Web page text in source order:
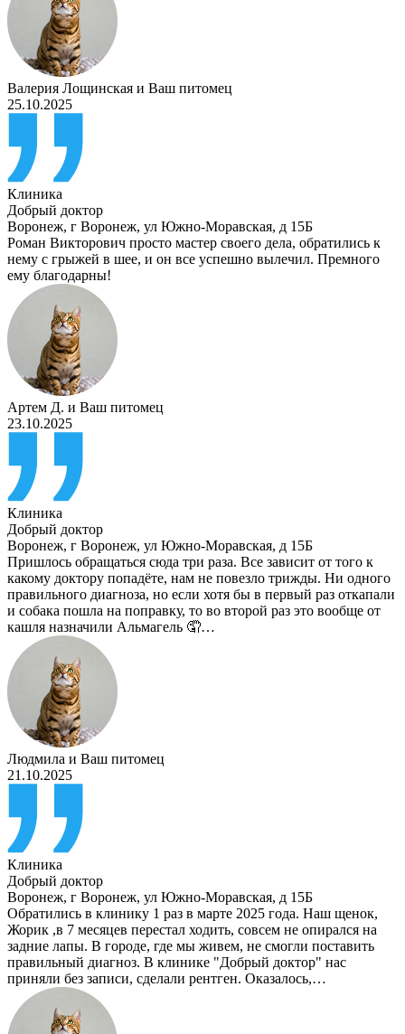
Валерия Лощинская и Ваш питомец
25.10.2025
Клиника
Добрый доктор
Воронеж, г Воронеж, ул Южно-Моравская, д 15Б
Роман Викторович просто мастер своего дела, обратились к
нему с грыжей в шее, и он все успешно вылечил. Премного
ему благодарны!
Артем Д. и Ваш питомец
23.10.2025
Клиника
Добрый доктор
Воронеж, г Воронеж, ул Южно-Моравская, д 15Б
Пришлось обращаться сюда три раза. Все зависит от того к
какому доктору попадёте, нам не повезло трижды. Ни одного
правильного диагноза, но если хотя бы в первый раз откапали
и собака пошла на поправку, то во второй раз это вообще от
кашля назначили Альмагель 🤦…
Людмила и Ваш питомец
21.10.2025
Клиника
Добрый доктор
Воронеж, г Воронеж, ул Южно-Моравская, д 15Б
Обратились в клинику 1 раз в марте 2025 года. Наш щенок,
Жорик ,в 7 месяцев перестал ходить, совсем не опирался на
задние лапы. В городе, где мы живем, не смогли поставить
правильный диагноз. В клинике "Добрый доктор" нас
приняли без записи, сделали рентген. Оказалось,…